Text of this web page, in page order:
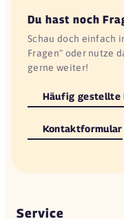
Du hast noch
Schau doch einfach
Fragen" oder nutze
gerne weiter!
Häufig gestellte
Kontaktformular
Service